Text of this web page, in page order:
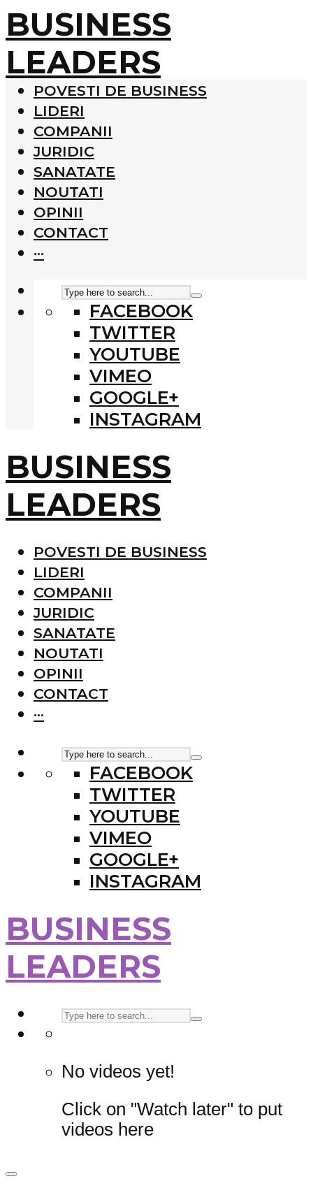
BUSINESS
LEADERS
POVESTI DE BUSINESS
LIDERI
COMPANII
JURIDIC
SANATATE
NOUTATI
OPINII
CONTACT
···
FACEBOOK
TWITTER
YOUTUBE
VIMEO
GOOGLE+
INSTAGRAM
BUSINESS
LEADERS
POVESTI DE BUSINESS
LIDERI
COMPANII
JURIDIC
SANATATE
NOUTATI
OPINII
CONTACT
···
FACEBOOK
TWITTER
YOUTUBE
VIMEO
GOOGLE+
INSTAGRAM
BUSINESS
LEADERS
No videos yet!
Click on "Watch later" to put
videos here